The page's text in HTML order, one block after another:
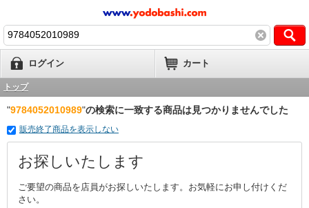
ログイン カート
トップ
"9784052010989"の検索に一致する商品は見つかりませんでした
販売終了商品を表示しない
お探しいたします
ご要望の商品を店員がお探しいたします。お気軽にお申し付けくだ
さい。